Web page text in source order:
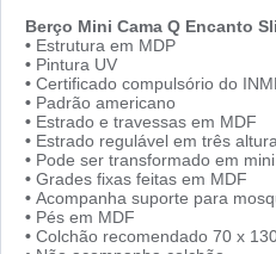
Berço Mini Cama Q Encanto
• Estrutura em MDP
• Pintura UV
• Certificado compulsório do
• Padrão americano
• Estrado e travessas em MDF
• Estrado regulável em três
• Pode ser transformado em
• Grades fixas feitas em MDF
• Acompanha suporte para
• Pés em MDF
• Colchão recomendado 70 x